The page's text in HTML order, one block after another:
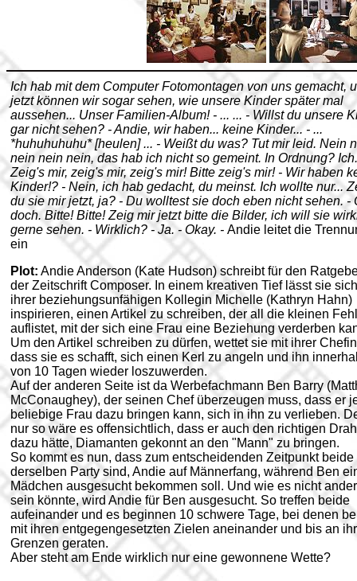
Ich hab mit dem Computer Fotomontagen von uns gemacht,
jetzt können wir sogar sehen, wie unsere Kinder später mal
aussehen... Unser Familien-Album! - ... ... - Willst du unsere
gar nicht sehen? - Andie, wir haben... keine Kinder... - ...
*huhuhuhuhu* [heulen] ... - Weißt du was? Tut mir leid. Nein
nein nein nein, das hab ich nicht so gemeint. In Ordnung?
Zeig's mir, zeig's mir, zeig's mir! Bitte zeig's mir! - Wir haben
Kinder!? - Nein, ich hab gedacht, du meinst. Ich wollte nur...
du sie mir jetzt, ja? - Du wolltest sie doch eben nicht sehen. -
doch. Bitte! Bitte! Zeig mir jetzt bitte die Bilder, ich will sie
gerne sehen. - Wirklich? - Ja. - Okay. - Andie leitet die
ein
Plot: Andie Anderson (Kate Hudson) schreibt für den
der Zeitschrift Composer. In einem kreativen Tief lässt sie
ihrer beziehungsunfähigen Kollegin Michelle (Kathryn Hahn)
inspirieren, einen Artikel zu schreiben, der all die kleinen
auflistet, mit der sich eine Frau eine Beziehung verderben
Um den Artikel schreiben zu dürfen, wettet sie mit ihrer
dass sie es schafft, sich einen Kerl zu angeln und ihn
von 10 Tagen wieder loszuwerden.
Auf der anderen Seite ist da Werbefachmann Ben Barry
McConaughey), der seinen Chef überzeugen muss, dass er
beliebige Frau dazu bringen kann, sich in ihn zu verlieben.
nur so wäre es offensichtlich, dass er auch den richtigen
dazu hätte, Diamanten gekonnt an den "Mann" zu bringen.
So kommt es nun, dass zum entscheidenden Zeitpunkt beide
derselben Party sind, Andie auf Männerfang, während Ben
Mädchen ausgesucht bekommen soll. Und wie es nicht
sein könnte, wird Andie für Ben ausgesucht. So treffen beide
aufeinander und es beginnen 10 schwere Tage, bei denen
mit ihren entgegengesetzten Zielen aneinander und bis an
Grenzen geraten.
Aber steht am Ende wirklich nur eine gewonnene Wette?